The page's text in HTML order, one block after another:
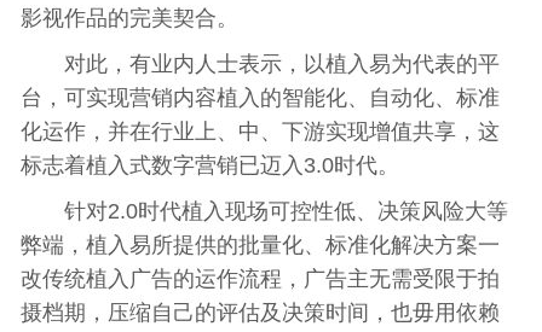
影视作品的完美契合。
对此，有业内人士表示，以植入易为代表的平
台，可实现营销内容植入的智能化、自动化、标准
化运作，并在行业上、中、下游实现增值共享，这
标志着植入式数字营销已迈入3.0时代。
针对2.0时代植入现场可控性低、决策风险大等
弊端，植入易所提供的批量化、标准化解决方案一
改传统植入广告的运作流程，广告主无需受限于拍
摄档期，压缩自己的评估及决策时间，也毋用依赖